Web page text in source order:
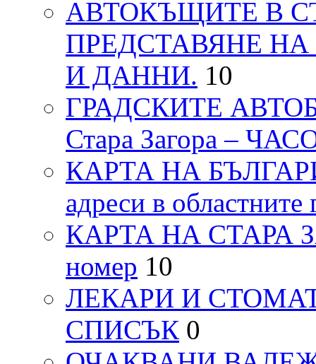
АВТОКЪЩИТЕ В
ПРЕДСТАВЯНЕ
И ДАННИ. 10
ГРАДСКИТЕ
Стара Загора –
КАРТА НА
адреси в областните
КАРТА НА СТАРА
номер 10
ЛЕКАРИ И
СПИСЪК 0